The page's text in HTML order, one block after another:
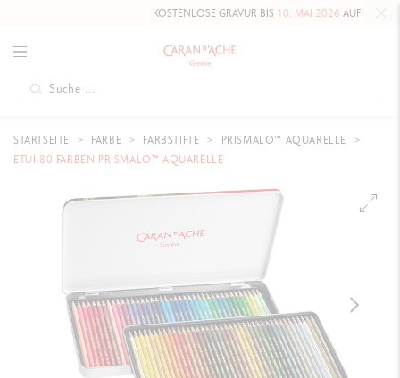
KOSTENLOSE GRAVUR BIS10. MAI 2026 AUF DIE HAUTE
STARTSEITE FARBE FARBSTIFTE
PRISMALO™ AQUARELLE
ETUI 80 FARBEN PRISMALO™ AQUARELLE